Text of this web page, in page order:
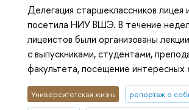
Делегация старшеклассников лицея
посетила НИУ ВШЭ. В течение
лицеистов были организованы
с выпускниками, студентами,
факультета, посещение
Университетская жизнь репортаж о